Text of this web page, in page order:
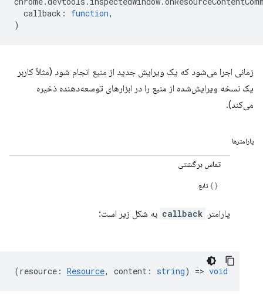
callback : function,
)
زمانی اجرا می‌شود که یک ویرایش جدید از منبع انجام شود (مثلاً کاربر
یک نسخه ویرایش‌شده از منبع را در ابزارهای توسعه‌دهنده ذخیره
می‌کند).
پارامترها
تماس برگشتی
تابع
پارامتر callback به شکل زیر است:
(resource : Resource, content : string) => void